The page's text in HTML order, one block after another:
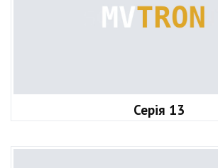
Серія 13